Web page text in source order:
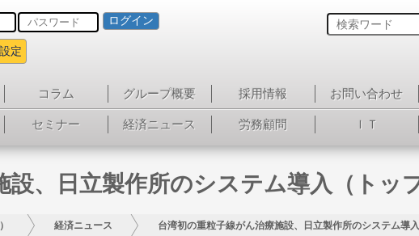
ログイン
定
コラム グループ概要 採用情報 お問い合わせ
セミナー 経済ニュース 労務顧問 ＩＴ
設、日立製作所のシステム導入（トッ
経済ニュース 台湾初の重粒子線がん治療施設、日立製作所のシステム導